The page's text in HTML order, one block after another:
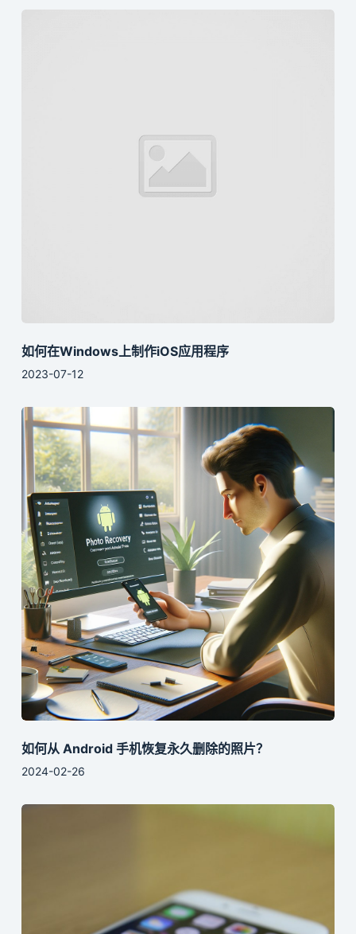
如何在Windows上制作iOS应用程序
2023-07-12
如何从 Android 手机恢复永久删除的照片？
2024-02-26